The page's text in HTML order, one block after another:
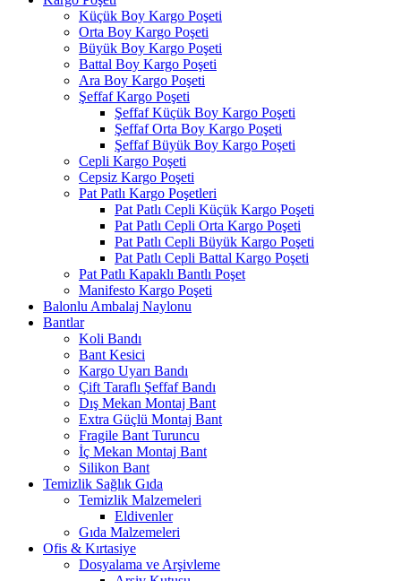
Küçük Boy Kargo Poşeti
Orta Boy Kargo Poşeti
Büyük Boy Kargo Poşeti
Battal Boy Kargo Poşeti
Ara Boy Kargo Poşeti
Şeffaf Kargo Poşeti
Şeffaf Küçük Boy Kargo Poşeti
Şeffaf Orta Boy Kargo Poşeti
Şeffaf Büyük Boy Kargo Poşeti
Cepli Kargo Poşeti
Cepsiz Kargo Poşeti
Pat Patlı Kargo Poşetleri
Pat Patlı Cepli Küçük Kargo Poşeti
Pat Patlı Cepli Orta Kargo Poşeti
Pat Patlı Cepli Büyük Kargo Poşeti
Pat Patlı Cepli Battal Kargo Poşeti
Pat Patlı Kapaklı Bantlı Poşet
Manifesto Kargo Poşeti
Balonlu Ambalaj Naylonu
Bantlar
Koli Bandı
Bant Kesici
Kargo Uyarı Bandı
Çift Taraflı Şeffaf Bandı
Dış Mekan Montaj Bant
Extra Güçlü Montaj Bant
Fragile Bant Turuncu
İç Mekan Montaj Bant
Silikon Bant
Temizlik Sağlık Gıda
Temizlik Malzemeleri
Eldivenler
Gıda Malzemeleri
Ofis & Kırtasiye
Dosyalama ve Arşivleme